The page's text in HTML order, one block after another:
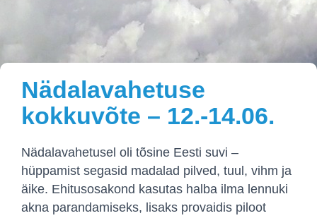
Nädalavahetuse
kokkuvõte – 12.-14.06.
Nädalavahetusel oli tõsine Eesti suvi –
hüppamist segasid madalad pilved, tuul, vihm ja
äike. Ehitusosakond kasutas halba ilma lennuki
akna parandamiseks, lisaks provaidis piloot